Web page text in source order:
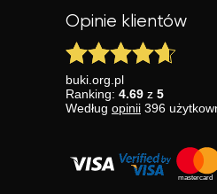
Opinie klientów
buki.org.pl
Ranking: 4.69 z 5
Według opinii 396